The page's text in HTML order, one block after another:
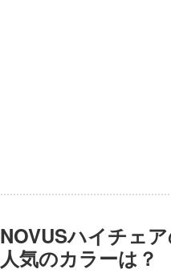
NOVUSハイチェ
人気のカラーは？